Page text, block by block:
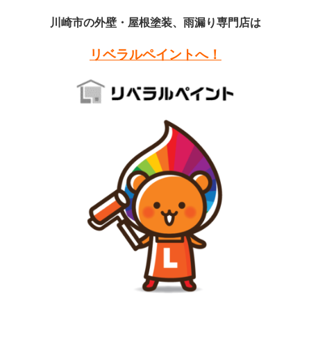
川崎市の外壁・屋根塗装、雨漏り専門店は
リベラルペイントへ！